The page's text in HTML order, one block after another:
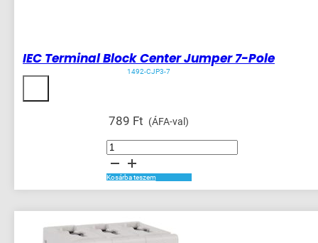
IEC Terminal Block Center Jumper 7-Pole
1492-CJP3-7
789 Ft (ÁFA-val)
IEC
Terminal
Center
Jumper
7-
Pole
Kosárba teszem